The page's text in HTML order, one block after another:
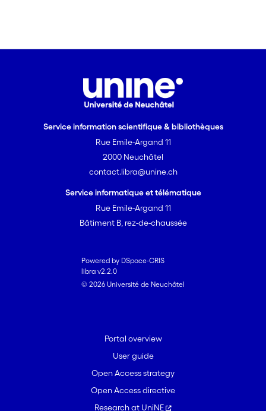
Service information scientifique & bibliothèques
Rue Emile-Argand 11
2000 Neuchâtel
contact.libra@unine.ch
Service informatique et télématique
Rue Emile-Argand 11
Bâtiment B, rez-de-chaussée
Powered by DSpace-CRIS
libra v2.2.0
© 2026 Université de Neuchâtel
Portal overview
User guide
Open Access strategy
Open Access directive
Research at UniNE